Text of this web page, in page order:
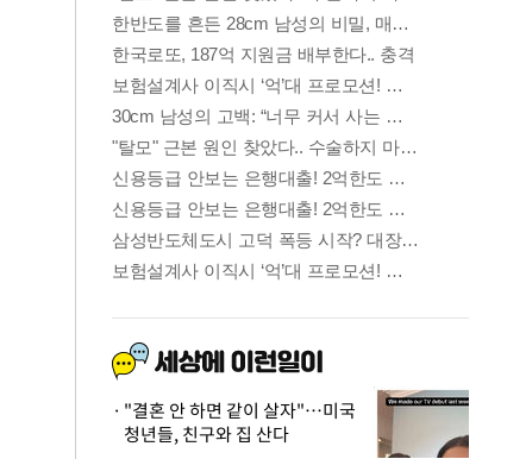
"결혼 안 하면 같이 살자"…미국
청년들, 친구와 집 산다